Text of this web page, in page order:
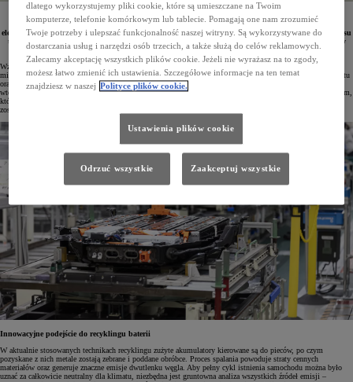
Inżynierowie z Toyota Chemical Engineering stworzyli innowacyjną metodę recyklingu baterii
wykorzystywanych w pojazdach o napędzie hybrydowym, hybrydach typu plug-in oraz autach
elektrycznych. Nowe rozwiązanie wyróżnia się redukcją emisji dwutlenku węgla podczas całego procesu
technologicznego oraz umożliwia efektywniejsze odzyskiwanie cennych materiałów, takich jak lit czy
kobalt.
Wzrost popularności pojazdów elektrycznych i hybrydowych prowadzi do zwiększonego popytu na kluczowe
minerały niezbędne do wytwarzania baterii litowo-jonowych i innych rozwiązań elektrycznych, szczególnie litu
oraz kobaltu. Z uwagi na ograniczoną dostępność tych pierwiastków w przyrodzie odzyskiwanie surowców
wtórnych staje się kwestią priorytetową i doskonale wpisuje się w koncepcję gospodarki o obiegu zamkniętym,
która wesprze starania w osiągnięciu zerowego śladu węglowego. Dodatkowo producenci baterii w Europie
zostaną zobligowani od 2031 roku do stosowania metali pochodzących z recyklingu zużytych akumulatorów.
Innowacyjne podejście do recyklingu baterii
W aktualnie stosowanych technikach recyklingu zużyte akumulatory kierowane są do pieców, po czym
pozyskane z nich metale zostają zebrane i poddane obróbce. Proces spalania powoduje straty cennych
materiałów oraz generuje znaczne emisje dwutlenku węgla. Aby pełny cykl istnienia samochodu można było
uznać za całkowicie neutralny dla klimatu, niezbędna jest gruntowna analiza wszystkich źródeł emisji –
dlatego wykorzystujemy pliki cookie, które są umieszczane na Twoim
komputerze, telefonie komórkowym lub tablecie. Pomagają one nam zrozumieć
Twoje potrzeby i ulepszać funkcjonalność naszej witryny. Są wykorzystywane do
dostarczania usług i narzędzi osób trzecich, a także służą do celów reklamowych.
Zalecamy akceptację wszystkich plików cookie. Jeżeli nie wyrażasz na to zgody,
możesz łatwo zmienić ich ustawienia. Szczegółowe informacje na ten temat
znajdziesz w naszej Polityce plików cookie.
Ustawienia plików cookie
Odrzuć wszystkie Zaakceptuj wszystkie